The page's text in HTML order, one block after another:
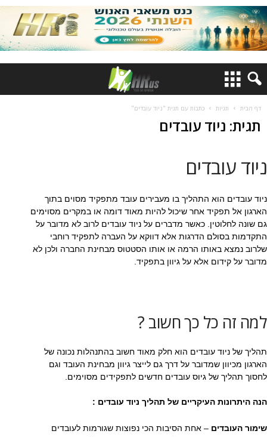
דף הבית תגיות כתבות עם תגית "ניוד עובדים"
תגית: ניוד עובדים
ניוד עובדים
ניוד עובדים הוא התהליך בו מעבירים עובד מתפקיד מסוים בתוך
הארגון אל תפקיד אחר שיכול להיות מאוד דומה או במקרים מסוימים
גם שונה לחלוטין. כאשר מדברים על ניוד עובדים לרוב לא מדובר על
התקדמות בסולם הדרגות אלא דווקא על העברה לתפקיד רוחבי
שלרוב נמצא באותו הרמה או אותו הסטטוס מבחינת החברה ולכן לא
מדובר על קידום אלא על גיוון בתפקיד.
למה זה כל כך חשוב ?
תהליך של ניוד עובדים הוא חלק מאוד חשוב בהתנהלות נכונה של
הארגון מכיוון שמדובר על דרך גם לייצר גיוון מבחינת העובד וגם
לחסוך תהליך של גיוס עובדים חדשים לתפקידים מסוימים.
הנה היתרונות העיקריים של תהליך ניוד עובדים :
שימור העובדים – אחת הסיבות הכי נפוצות שגורמות לעובדים